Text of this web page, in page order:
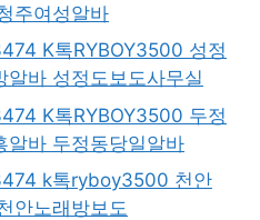
주여성알바
K톡RYBOY3500 성정
알바 성정도보도사무실
K톡RYBOY3500 두정
알바 두정동당일알바
k톡ryboy3500 천안
안노래방보도